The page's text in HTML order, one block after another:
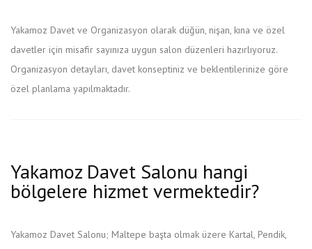
Yakamoz Davet ve Organizasyon olarak düğün, nişan, kına ve özel
davetler için misafir sayınıza uygun salon düzenleri hazırlıyoruz.
Organizasyon detayları, davet konseptiniz ve beklentilerinize göre
özel planlama yapılmaktadır.
Yakamoz Davet Salonu hangi
bölgelere hizmet vermektedir?
Yakamoz Davet Salonu; Maltepe başta olmak üzere Kartal, Pendik,